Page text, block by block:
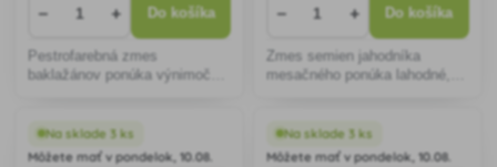
− + Do košíka
Pestrofarebná zmes
baklažánov ponúka výnimočné
experimenty, klíči spoľahlivo aj
v menej priaznivých
− + Do košíka
Zmes semien jahodníka
mesačného ponúka lahodné,
balkóny či kvetináče,
nenáročná na pestovanie.
Na sklade 3 ks
Môžete mať v pondelok, 10.08.
Na sklade 3 ks
Môžete mať v pondelok, 10.08.